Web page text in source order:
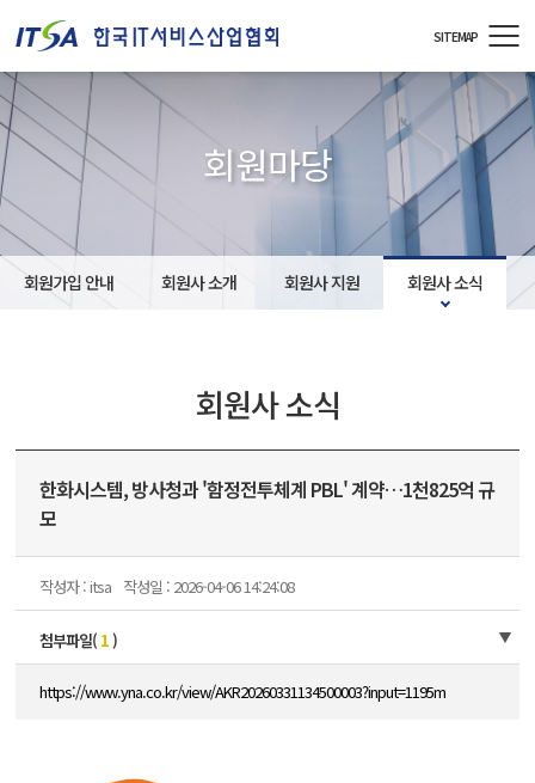
SITEMAP
회원마당
회원가입 안내 회원사 소개 회원사 지원 회원사 소식
회원사 소식
한화시스템, 방사청과 '함정전투체계 PBL' 계약…1천825억 규
모
작성자 : itsa 작성일 : 2026-04-06 14:24:08
첨부파일( 1 )
https://www.yna.co.kr/view/AKR20260331134500003?input=1195m